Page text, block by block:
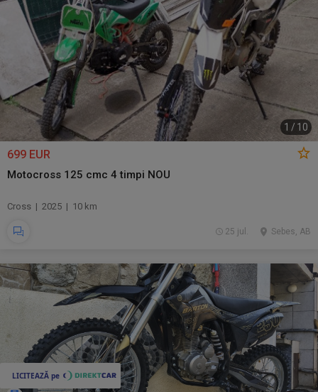
1 / 10
699 EUR
Motocross 125 cmc 4 timpi NOU
Cross | 2025 | 10 km
Sebes, AB
25 jul.